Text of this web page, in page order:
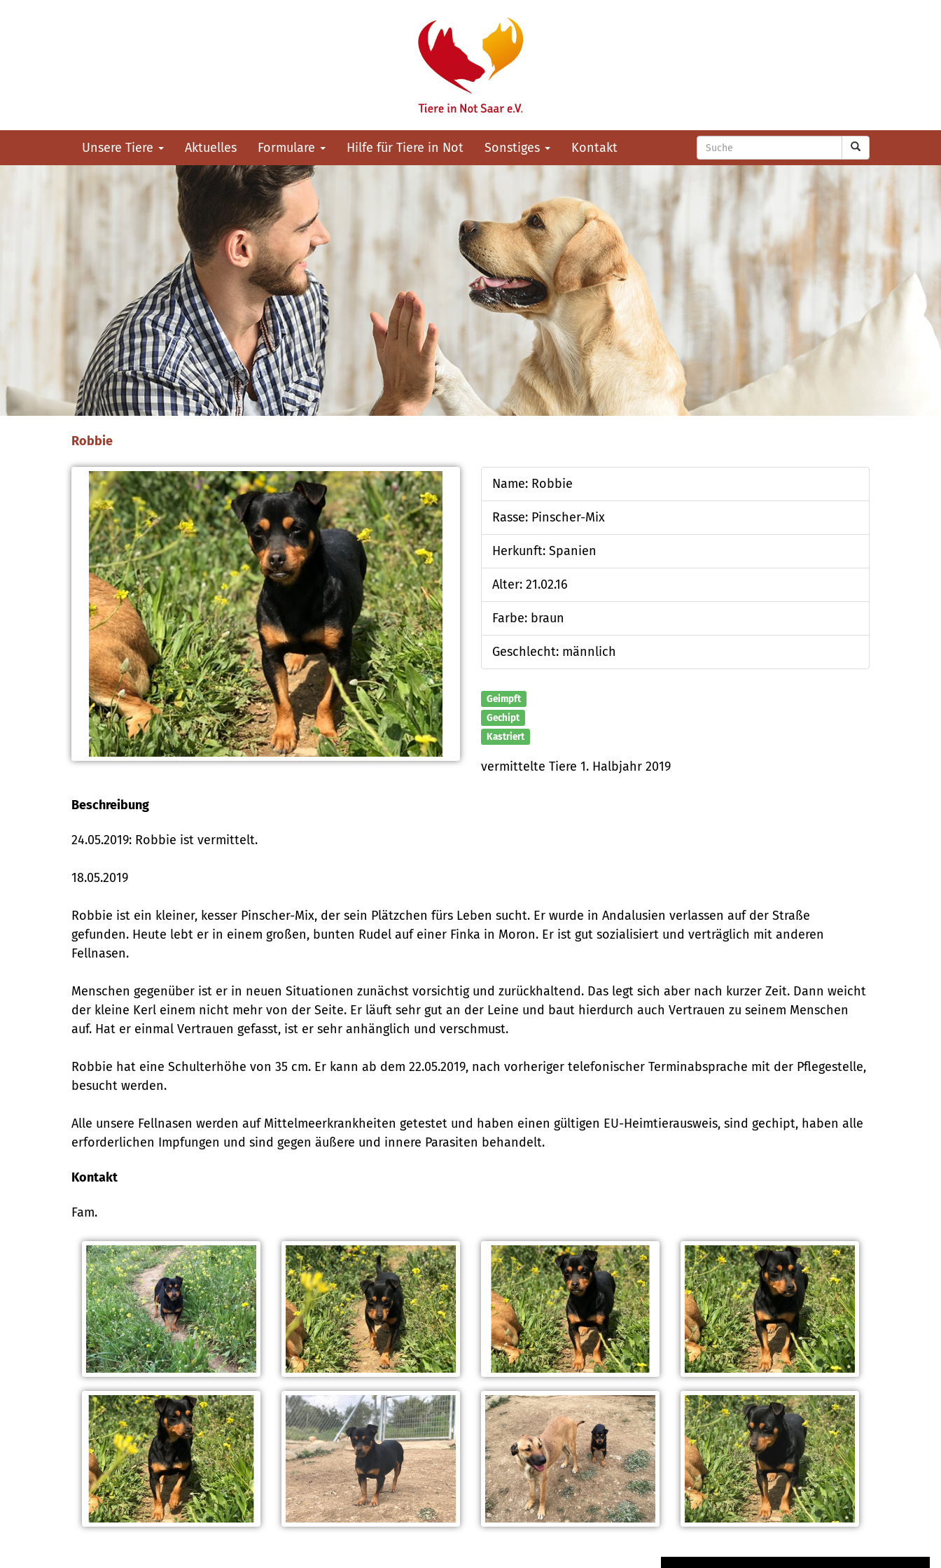
Unsere Tiere Aktuelles Formulare Hilfe für Tiere in Not Sonstiges Kontakt
Robbie
Name: Robbie
Rasse: Pinscher-Mix
Herkunft: Spanien
Alter: 21.02.16
Farbe: braun
Geschlecht: männlich
Geimpft
Gechipt
Kastriert
vermittelte Tiere 1. Halbjahr 2019
Beschreibung
24.05.2019: Robbie ist vermittelt.
18.05.2019
Robbie ist ein kleiner, kesser Pinscher-Mix, der sein Plätzchen fürs Leben sucht. Er wurde in Andalusien verlassen auf der Straße
gefunden. Heute lebt er in einem großen, bunten Rudel auf einer Finka in Moron. Er ist gut sozialisiert und verträglich mit anderen
Fellnasen.
Menschen gegenüber ist er in neuen Situationen zunächst vorsichtig und zurückhaltend. Das legt sich aber nach kurzer Zeit. Dann weicht
der kleine Kerl einem nicht mehr von der Seite. Er läuft sehr gut an der Leine und baut hierdurch auch Vertrauen zu seinem Menschen
auf. Hat er einmal Vertrauen gefasst, ist er sehr anhänglich und verschmust.
Robbie hat eine Schulterhöhe von 35 cm. Er kann ab dem 22.05.2019, nach vorheriger telefonischer Terminabsprache mit der Pflegestelle,
besucht werden.
Alle unsere Fellnasen werden auf Mittelmeerkrankheiten getestet und haben einen gültigen EU-Heimtierausweis, sind gechipt, haben alle
erforderlichen Impfungen und sind gegen äußere und innere Parasiten behandelt.
Kontakt
Fam.